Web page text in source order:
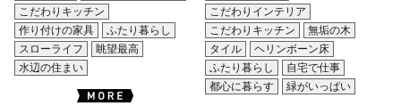
こだわりキッチン
作り付けの家具
ふたり暮らし
スローライフ
眺望最高
水辺の住まい
こだわりインテリア
こだわりキッチン
無垢の木
タイル
ヘリンボーン床
ふたり暮らし
自宅で仕事
都心に暮らす
緑がいっぱい